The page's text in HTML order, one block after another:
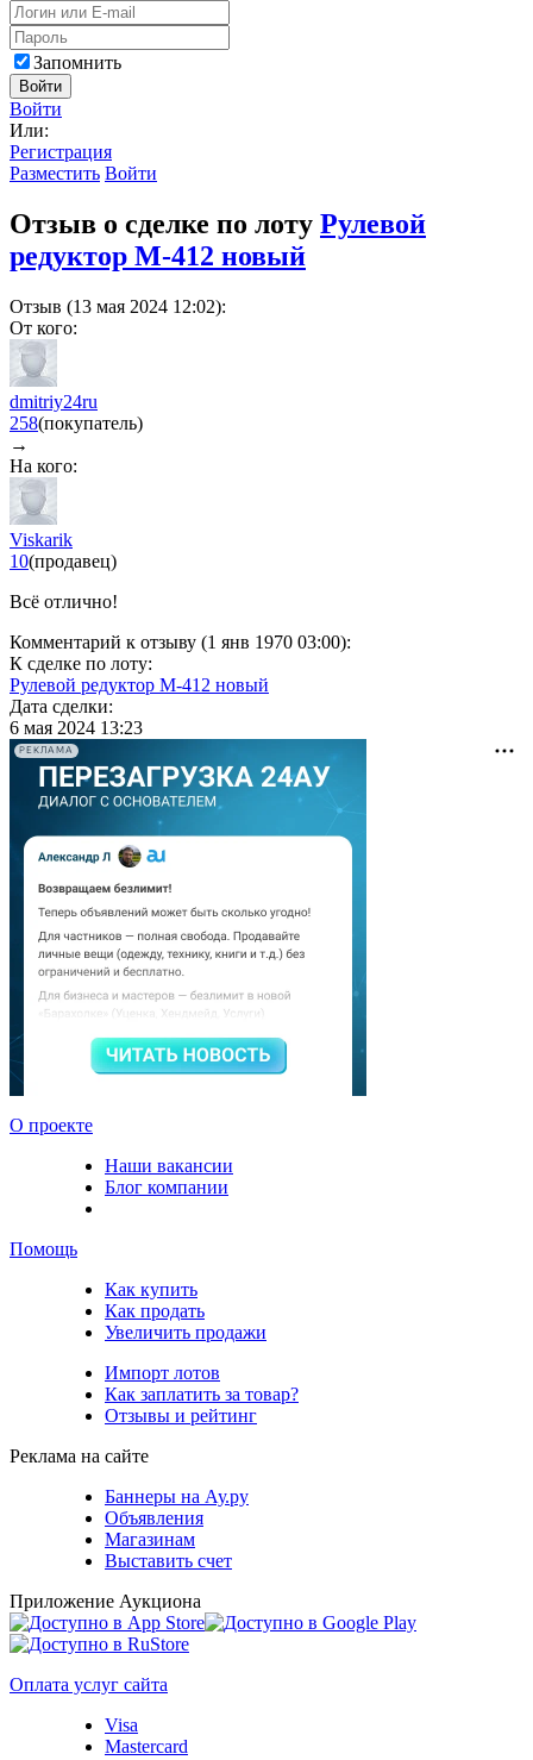
Запомнить
Войти
Войти
Или:
Регистрация
Разместить Войти
Отзыв о сделке по лоту Рулевой
редуктор М-412 новый
Отзыв (13 мая 2024 12:02):
От кого:
dmitriy24ru
258(покупатель)
→
На кого:
Viskarik
10(продавец)
Всё отлично!
Комментарий к отзыву (1 янв 1970 03:00):
К сделке по лоту:
Рулевой редуктор М-412 новый
Дата сделки:
6 мая 2024 13:23
РЕКЛАМА
О проекте
Наши вакансии
Блог компании
Помощь
Как купить
Как продать
Увеличить продажи
Импорт лотов
Как заплатить за товар?
Отзывы и рейтинг
Реклама на сайте
Баннеры на Ау.ру
Объявления
Магазинам
Выставить счет
Приложение Аукциона
Оплата услуг сайта
Visa
Mastercard